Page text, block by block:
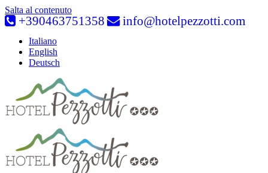
Salta al contenuto
+390463751358 info@hotelpezzotti.com
Italiano
English
Deutsch